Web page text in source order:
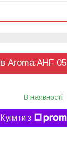
Aroma AHF 05
В наявності
Купити з